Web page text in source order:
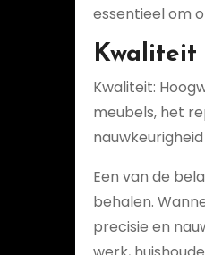
essentieel om
Kwaliteit
Kwaliteit:
meubels, het
Een van de
behalen.
precisie en